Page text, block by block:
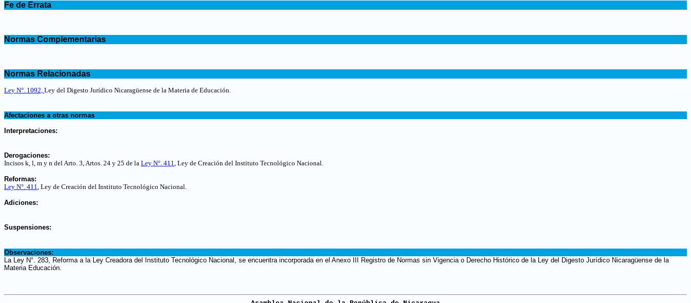
Fe de Errata
Normas Complementarias
Normas Relacionadas
Ley N°. 1092, Ley del Digesto Jurídico Nicaragüense de la Materia de Educación.
Afectaciones a otras normas
Interpretaciones:
Derogaciones:
Incisos k, l, m y n del Arto. 3, Artos. 24 y 25 de la Ley N°. 411, Ley de Creación del Instituto Tecnológico Nacional.
Reformas:
Ley N°. 411, Ley de Creación del Instituto Tecnológico Nacional.
Adiciones:
Suspensiones:
Observaciones:
La Ley N°. 283, Reforma a la Ley Creadora del Instituto Tecnológico Nacional, se encuentra incorporada en el Anexo III Registro de Normas sin Vigencia o Derecho Histórico de la Ley del Digesto Jurídico Nicaragüense de la
Materia Educación.